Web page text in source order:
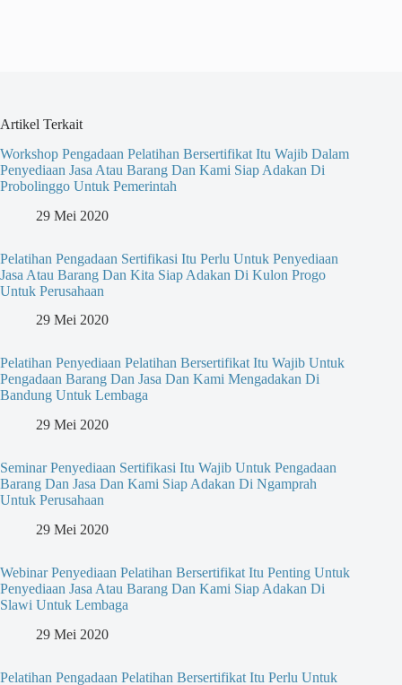
Artikel Terkait
Workshop Pengadaan Pelatihan Bersertifikat Itu Wajib Dalam
Penyediaan Jasa Atau Barang Dan Kami Siap Adakan Di
Probolinggo Untuk Pemerintah
29 Mei 2020
Pelatihan Pengadaan Sertifikasi Itu Perlu Untuk Penyediaan
Jasa Atau Barang Dan Kita Siap Adakan Di Kulon Progo
Untuk Perusahaan
29 Mei 2020
Pelatihan Penyediaan Pelatihan Bersertifikat Itu Wajib Untuk
Pengadaan Barang Dan Jasa Dan Kami Mengadakan Di
Bandung Untuk Lembaga
29 Mei 2020
Seminar Penyediaan Sertifikasi Itu Wajib Untuk Pengadaan
Barang Dan Jasa Dan Kami Siap Adakan Di Ngamprah
Untuk Perusahaan
29 Mei 2020
Webinar Penyediaan Pelatihan Bersertifikat Itu Penting Untuk
Penyediaan Jasa Atau Barang Dan Kami Siap Adakan Di
Slawi Untuk Lembaga
29 Mei 2020
Pelatihan Pengadaan Pelatihan Bersertifikat Itu Perlu Untuk